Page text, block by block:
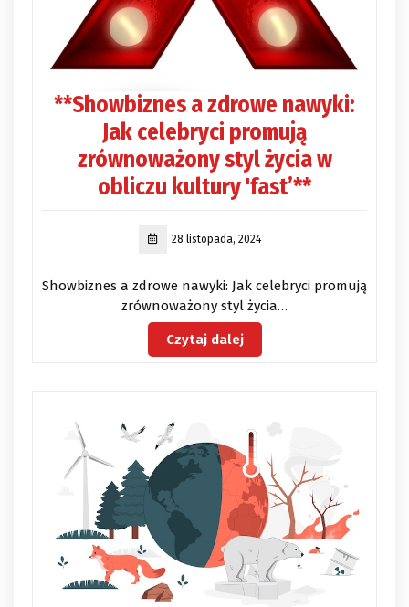
**Showbiznes a zdrowe nawyki:
Jak celebryci promują
zrównoważony styl życia w
obliczu kultury 'fast’**
28 listopada, 2024
Showbiznes a zdrowe nawyki: Jak celebryci promują
zrównoważony styl życia…
Czytaj dalej